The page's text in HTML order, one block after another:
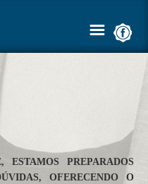
PREPARADOS
OFERECENDO O